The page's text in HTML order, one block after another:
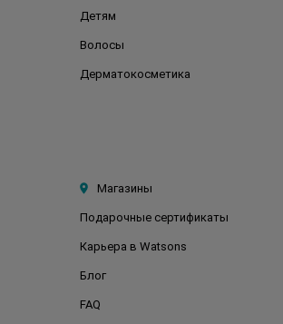
Детям
Волосы
Дерматокосметика
Магазины
Подарочные сертификаты
Карьера в Watsons
Блог
FAQ